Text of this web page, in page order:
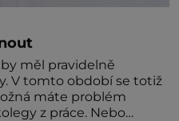
měl pravidelně
V tomto období se totiž
máte problém
z práce. Nebo